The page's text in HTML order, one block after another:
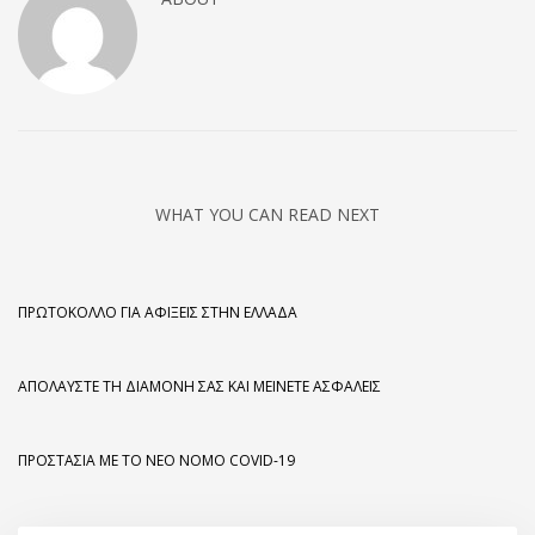
WHAT YOU CAN READ NEXT
ΠΡΩΤΌΚΟΛΛΟ ΓΙΑ ΑΦΊΞΕΙΣ ΣΤΗΝ ΕΛΛΆΔΑ
ΑΠΟΛΑΎΣΤΕ ΤΗ ΔΙΑΜΟΝΉ ΣΑΣ ΚΑΙ ΜΕΊΝΕΤΕ ΑΣΦΑΛΕΊΣ
ΠΡΟΣΤΑΣΊΑ ΜΕ ΤΟ ΝΈΟ ΝΌΜΟ COVID-19